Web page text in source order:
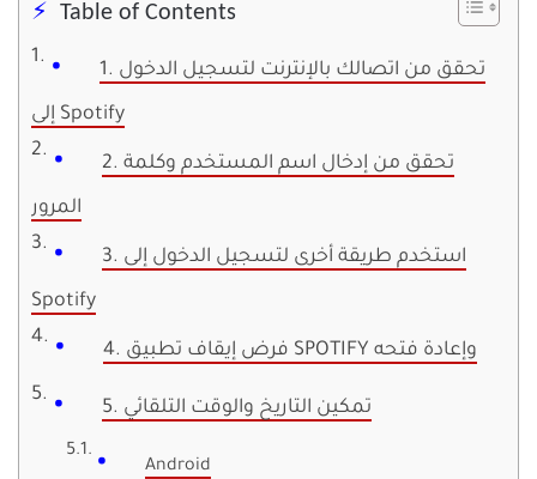
Table of Contents
1. تحقق من اتصالك بالإنترنت لتسجيل الدخول
إلى Spotify
2. تحقق من إدخال اسم المستخدم وكلمة
المرور
3. استخدم طريقة أخرى لتسجيل الدخول إلى
Spotify
4. فرض إيقاف تطبيق SPOTIFY وإعادة فتحه
5. تمكين التاريخ والوقت التلقائي
Android